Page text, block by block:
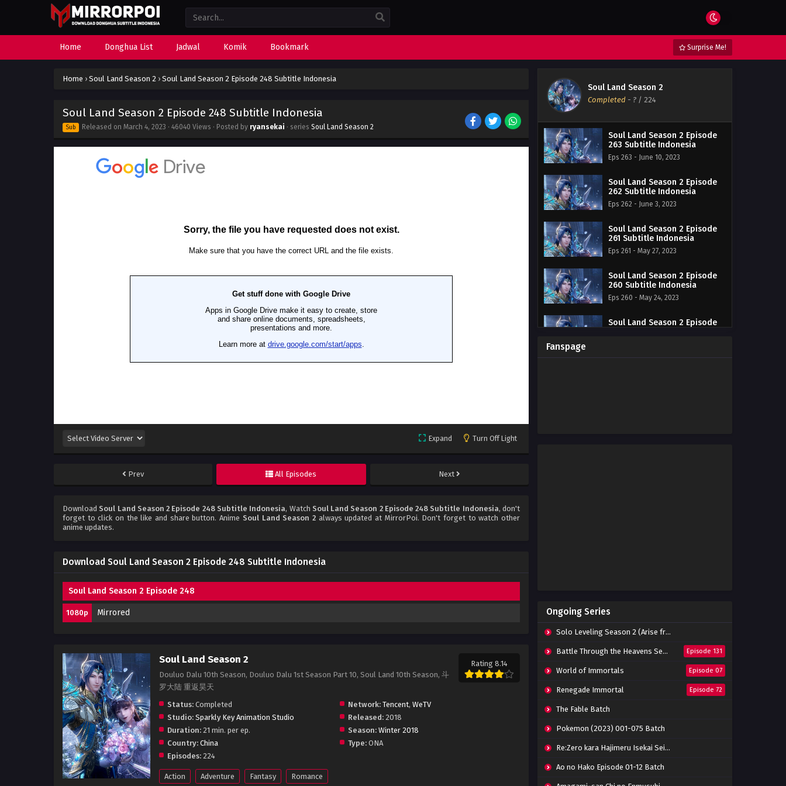
Home Donghua List Jadwal Komik Bookmark Surprise Me!
Home › Soul Land Season 2 › Soul Land Season 2 Episode 248 Subtitle Indonesia
Soul Land Season 2 Episode 248 Subtitle Indonesia
Sub Released on March 4, 2023 · 46040 Views · Posted by ryansekai · series Soul Land Season 2
Expand Turn Off Light
Prev All Episodes Next
Download Soul Land Season 2 Episode 248 Subtitle Indonesia, Watch Soul Land Season 2 Episode 248 Subtitle Indonesia, don't
forget to click on the like and share button. Anime Soul Land Season 2always updated at MirrorPoi. Don't forget to watch other
anime updates.
Download Soul Land Season 2 Episode 248 Subtitle Indonesia
Soul Land Season 2 Episode 248
1080p Mirrored
Soul Land Season 2
Douluo Dalu 10th Season, Douluo Dalu 1st Season Part 10, Soul Land 10th Season, 斗
罗大陆 重返昊天
Rating 8.14
Status: Completed Network: Tencent, WeTV
Studio: Sparkly Key Animation Studio Released:2018
Duration: 21 min. per ep. Season: Winter 2018
Country: China Type:ONA
Episodes: 224
Action Adventure Fantasy Romance
Soul Land Season 2
Completed - ? / 224
Soul Land Season 2 Episode
263 Subtitle Indonesia
Eps 263 - June 10, 2023
Soul Land Season 2 Episode
262 Subtitle Indonesia
Eps 262 - June 3, 2023
Soul Land Season 2 Episode
261 Subtitle Indonesia
Eps 261 - May 27, 2023
Soul Land Season 2 Episode
260 Subtitle Indonesia
Eps 260 - May 24, 2023
Soul Land Season 2 Episode
253 Subtitle Indonesia
Eps 253 - April 2, 2023
Soul Land Season 2 Episode
252 Subtitle Indonesia
Eps 252 - March 25, 2023
Soul Land Season 2 Episode
251 Subtitle Indonesia
Soul Land Season 2 Episode
250 Subtitle Indonesia
Eps 250 - March 18, 2023
Fanspage
Ongoing Series
Solo Leveling Season 2 (Arise from the Shadow)
Battle Through the Heavens Season 5 Episode 131
World of Immortals Episode 07
Renegade Immortal Episode 72
The Fable Batch
Pokemon (2023) 001-075 Batch
Re:Zero kara Hajimeru Isekai Seikatsu Season 3 Episode 01-08 Batch
Ao no Hako Episode 01-12 Batch